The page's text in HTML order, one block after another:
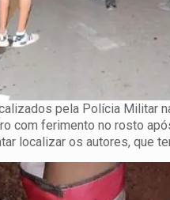
pela Polícia Militar
com ferimento no rosto
localizar os autores, que